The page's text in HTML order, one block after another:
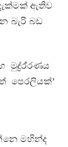
ඇතිව
බැරි බඩ
මුද්‍ර‍්‍ර‍්‍රණය
පෙරලියක්’
මහින්ද